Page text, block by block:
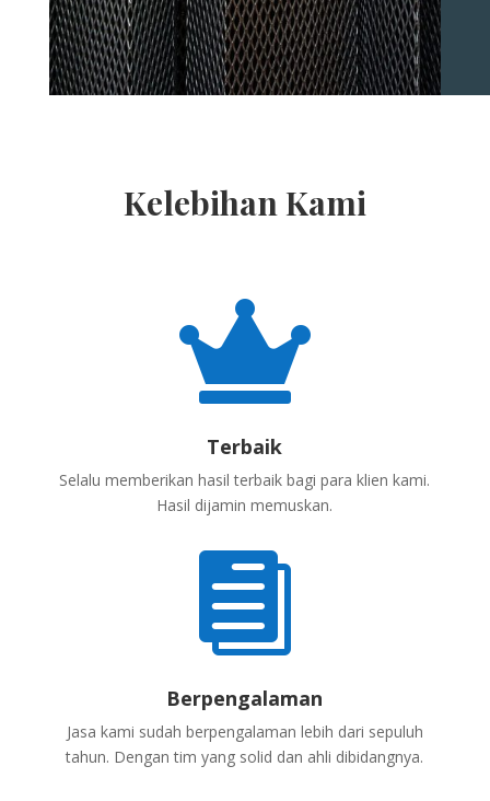
Kelebihan Kami

Terbaik
Selalu memberikan hasil terbaik bagi para klien kami.
Hasil dijamin memuskan.

Berpengalaman
Jasa kami sudah berpengalaman lebih dari sepuluh
tahun. Dengan tim yang solid dan ahli dibidangnya.